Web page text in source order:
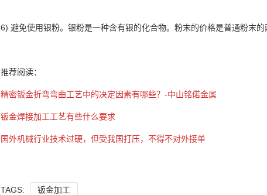
6) 避免使用银粉。银粉是一种含有银的化合物。粉末的价格是普通粉末的
推荐阅读：
精密钣金折弯弯曲工艺中的决定因素有哪些？-中山铭偌金属
钣金焊接加工工艺有些什么要求
国外机械行业技术过硬，但受我国打压，不得不对外接单
TAGS: 钣金加工